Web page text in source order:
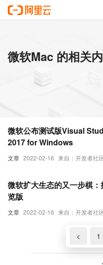
微软Mac 的相关
文章 2022-02-16 来自：开发者社
微软公布测试版Visual
2017 for Windows
文章 2022-02-16 来自：开发者社
微软扩大生态的又一步棋
览版
< 1